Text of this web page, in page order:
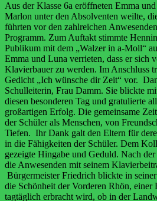
Aus der Klasse 6a eröffneten Emma
Marlon unter den Absolventen weilte,
führten vor den zahlreichen
Programm. Zum Auftakt stimmte
Publikum mit dem „Walzer in a-Moll“
Emma und Luna verrieten, dass er sich
Klavierbauer zu werden. Im Anschluss
Gedicht „Ich wünsche dir Zeit“ vor.
Schulleiterin, Frau Damm. Sie blickte
diesen besonderen Tag und gratulierte
großartigen Erfolg. Die gemeinsame
der Schüler als Menschen, von
Tiefen. Ihr Dank galt den Eltern für
in die Fähigkeiten der Schüler. Dem
gezeigte Hingabe und Geduld. Nach
die Anwesenden mit seinem
Bürgermeister Friedrich blickte in
die Schönheit der Vorderen Rhön,
tagtäglich erbracht wird, ob in der